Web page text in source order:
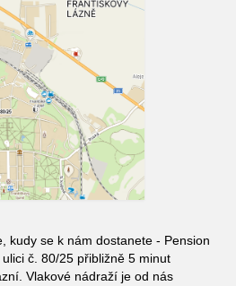
kudy se k nám dostanete - Pension
č. 80/25 přibližně 5 minut
Vlakové nádraží je od nás